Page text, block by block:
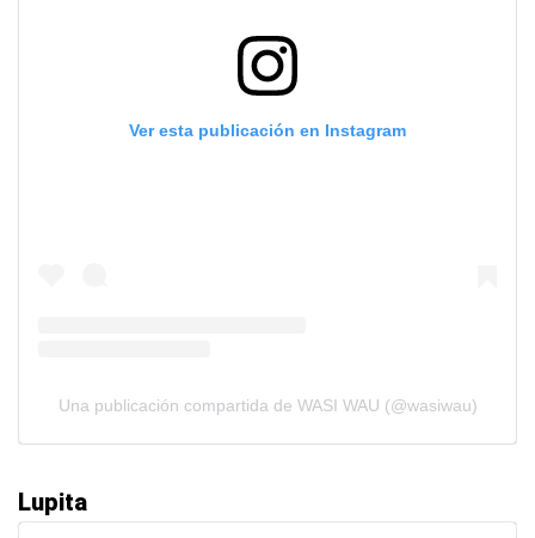
Ver esta publicación en Instagram
Una publicación compartida de WASI WAU (@wasiwau)
Lupita